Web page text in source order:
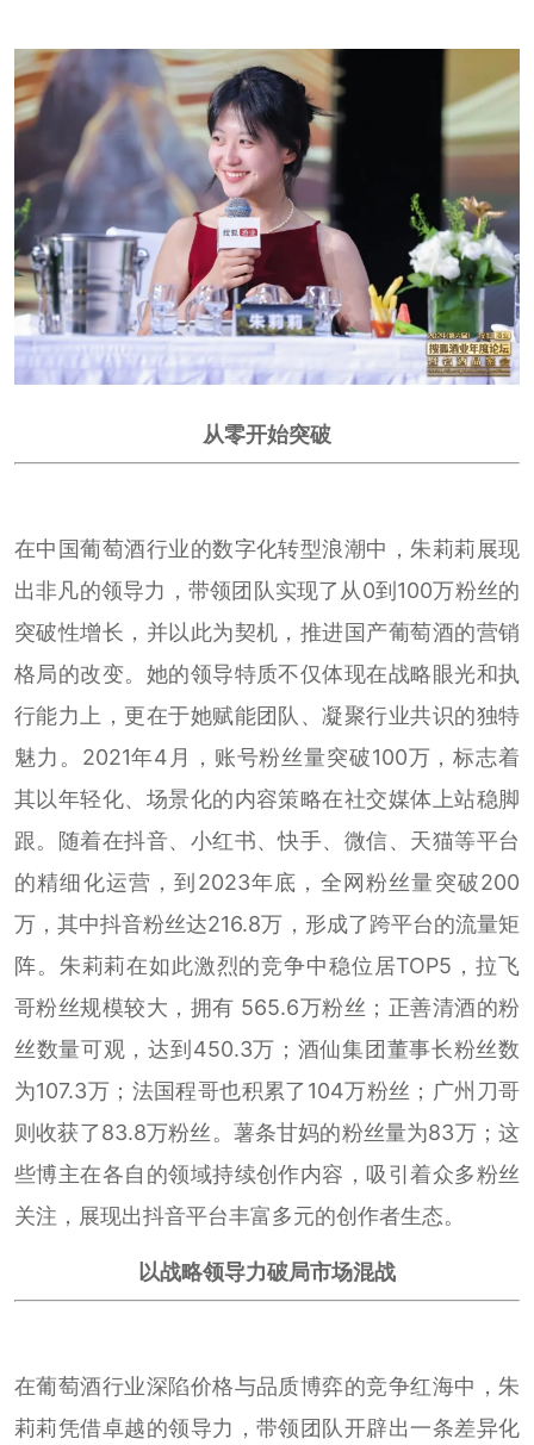
从零开始突破
在中国葡萄酒行业的数字化转型浪潮中，朱莉莉展现
出非凡的领导力，带领团队实现了从0到100万粉丝的
突破性增长，并以此为契机，推进国产葡萄酒的营销
格局的改变。她的领导特质不仅体现在战略眼光和执
行能力上，更在于她赋能团队、凝聚行业共识的独特
魅力。2021年4月，账号粉丝量突破100万，标志着
其以年轻化、场景化的内容策略在社交媒体上站稳脚
跟。随着在抖音、小红书、快手、微信、天猫等平台
的精细化运营，到2023年底，全网粉丝量突破200
万，其中抖音粉丝达216.8万，形成了跨平台的流量矩
阵。朱莉莉在如此激烈的竞争中稳位居TOP5，拉飞
哥粉丝规模较大，拥有 565.6万粉丝；正善清酒的粉
丝数量可观，达到450.3万；酒仙集团董事长粉丝数
为107.3万；法国程哥也积累了104万粉丝；广州刀哥
则收获了83.8万粉丝。薯条甘妈的粉丝量为83万；这
些博主在各自的领域持续创作内容，吸引着众多粉丝
关注，展现出抖音平台丰富多元的创作者生态。
以战略领导力破局市场混战
在葡萄酒行业深陷价格与品质博弈的竞争红海中，朱
莉莉凭借卓越的领导力，带领团队开辟出一条差异化